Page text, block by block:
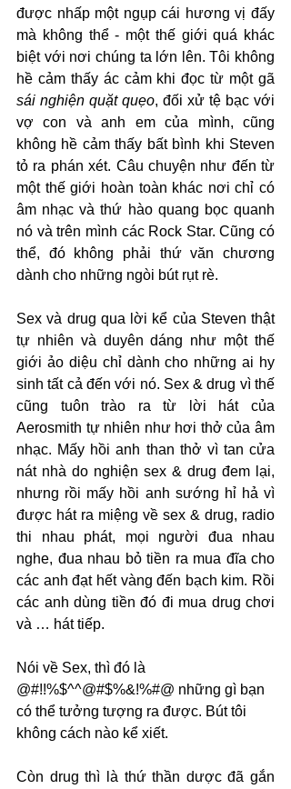
được nhấp một ngụp cái hương vị đấy
mà không thể - một thế giới quá khác
biệt với nơi chúng ta lớn lên. Tôi không
sái nghiện quặt quẹo, đối xử tệ bạc với
vợ con và anh em của mình, cũng
không hề cảm thấy bất bình khi Steven
tỏ ra phán xét. Câu chuyện như đến từ
một thế giới hoàn toàn khác nơi chỉ có
âm nhạc và thứ hào quang bọc quanh
nó và trên mình các Rock Star. Cũng có
thể, đó không phải thứ văn chương
dành cho những ngòi bút rụt rè.
Sex và drug qua lời kể của Steven thật
tự nhiên và duyên dáng như một thế
giới ảo diệu chỉ dành cho những ai hy
sinh tất cả đến với nó. Sex & drug vì thế
cũng tuôn trào ra từ lời hát của
Aerosmith tự nhiên như hơi thở của âm
nhạc. Mấy hồi anh than thở vì tan cửa
nát nhà do nghiện sex & drug đem lại,
nhưng rồi mấy hồi anh sướng hỉ hả vì
được hát ra miệng về sex & drug, radio
thi nhau phát, mọi người đua nhau
nghe, đua nhau bỏ tiền ra mua đĩa cho
các anh đạt hết vàng đến bạch kim. Rồi
các anh dùng tiền đó đi mua drug chơi
và … hát tiếp.
Nói về Sex, thì đó là
@#!!%$^^@#$%&!%#@ những gì bạn
có thể tưởng tượng ra được. Bút tôi
không cách nào kể xiết.
Còn drug thì là thứ thần dược đã gắn